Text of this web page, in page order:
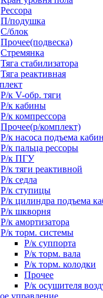
Рессора
П/подушка
С/блок
Прочее(подвеска)
Стремянка
Тяга стабилизатора
Тяга реактивная
Р/к V-обр. тяги
Р/к кабины
Р/к компрессора
Прочее(р/комплект)
Р/к насоса подъема
Р/к пальца рессоры
Р/к ПГУ
Р/к тяги реактивной
Р/к седла
Р/к ступицы
Р/к цилиндра подъема
Р/к шкворня
Р/к амортизатора
Р/к торм. системы
Р/к суппорта
Р/к торм. вала
Р/к торм. колодки
Прочее
Р/к осушителя
управление